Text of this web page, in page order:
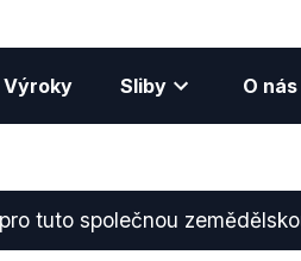
Výroky Sliby O nás
tuto společnou